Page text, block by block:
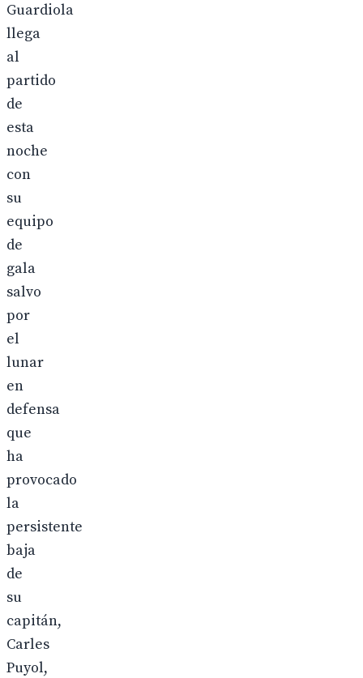
Guardiola
llega
al
partido
de
esta
noche
con
su
equipo
de
gala
salvo
por
el
lunar
en
defensa
que
ha
provocado
la
persistente
baja
de
su
capitán,
Carles
Puyol,